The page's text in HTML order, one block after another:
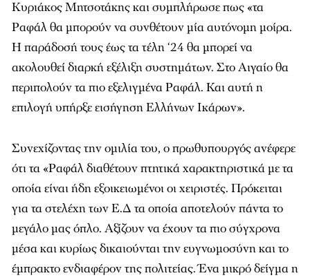
Κυριάκος Μητσοτάκης και συμπλήρωσε πως «τα
Ραφάλ θα μπορούν να συνθέτουν μία αυτόνομη μοίρα.
Η παράδοσή τους έως τα τέλη ‘24 θα μπορεί να
ακολουθεί διαρκή εξέλιξη συστημάτων. Στο Αιγαίο θα
περιπολούν τα πιο εξελιγμένα Ραφάλ. Και αυτή η
επιλογή υπήρξε εισήγηση Ελλήνων Ικάρων».
Συνεχίζοντας την ομιλία του, ο πρωθυπουργός ανέφερε
ότι τα «Ραφάλ διαθέτουν πτητικά χαρακτηριστικά με τα
οποία είναι ήδη εξοικειωμένοι οι χειριστές. Πρόκειται
για τα στελέχη των Ε.Δ τα οποία αποτελούν πάντα το
μεγάλο μας όπλο. Αξίζουν να έχουν τα πιο σύγχρονα
μέσα και κυρίως δικαιούνται την ευγνωμοσύνη και το
έμπρακτο ενδιαφέρον της πολιτείας. Ένα μικρό δείγμα η